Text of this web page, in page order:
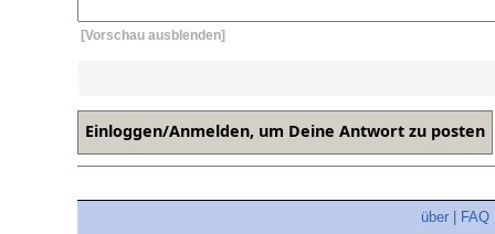
[Vorschau ausblenden]
über FAQ